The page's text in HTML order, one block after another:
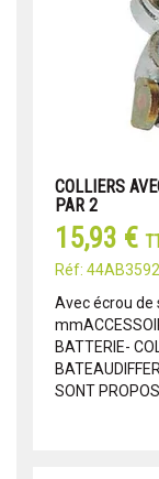
COLLIERS
PAR 2
15,93 €
Réf: 44AB3592
Avec écrou de
BATTERIE-
SONT